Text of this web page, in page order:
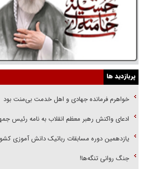
پربازدید ها
خواهرم فرمانده جهادی و اهل خدمت بی‌منت بود
ادعای واکنش رهبر معظم انقلاب به نامه رئیس
یازدهمین دوره مسابقات رباتیک دانش آموزی
جنگ روانی تنگه‌ها!